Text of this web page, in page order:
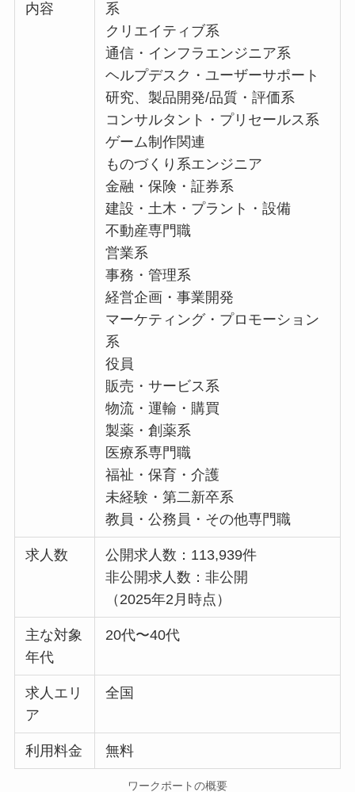
内容
系
クリエイティブ系
通信・インフラエンジニア系
ヘルプデスク・ユーザーサポート
研究、製品開発/品質・評価系
コンサルタント・プリセールス系
ゲーム制作関連
ものづくり系エンジニア
金融・保険・証券系
建設・土木・プラント・設備
不動産専門職
営業系
事務・管理系
経営企画・事業開発
マーケティング・プロモーション
系
役員
販売・サービス系
物流・運輸・購買
製薬・創薬系
医療系専門職
福祉・保育・介護
未経験・第二新卒系
教員・公務員・その他専門職
求人数
公開求人数：113,939件
非公開求人数：非公開
（2025年2月時点）
主な対象
年代
20代〜40代
求人エリ
ア
全国
利用料金 無料
ワークポートの概要